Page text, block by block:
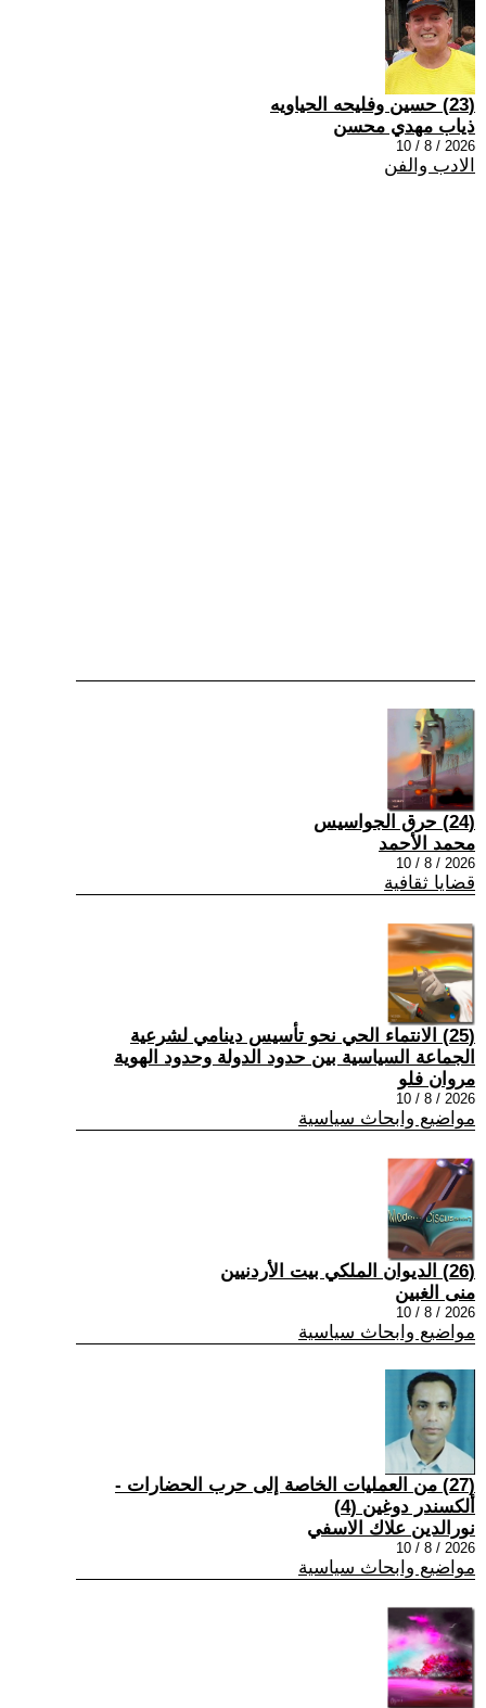
(23) حسين وفليحه الحياويه
ذياب مهدي محسن
2026 / 8 / 10
الادب والفن
(24) حرق الجواسيس
محمد الأحمد
2026 / 8 / 10
قضايا ثقافية
(25) الانتماء الحي نحو تأسيس دينامي لشرعية
الجماعة السياسية بين حدود الدولة وحدود الهوية
مروان فلو
2026 / 8 / 10
مواضيع وابحاث سياسية
(26) الديوان الملكي بيت الأردنيين
منى الغبين
2026 / 8 / 10
مواضيع وابحاث سياسية
(27) من العمليات الخاصة إلى حرب الحضارات -
ألكسندر دوغين (4)
نورالدين علاك الاسفي
2026 / 8 / 10
مواضيع وابحاث سياسية